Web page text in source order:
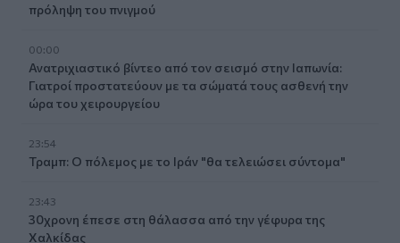
πρόληψη του πνιγμού
00:00
Ανατριχιαστικό βίντεο από τον σεισμό στην Ιαπωνία:
Γιατροί προστατεύουν με τα σώματά τους ασθενή την
ώρα του χειρουργείου
23:54
Τραμπ: Ο πόλεμος με το Ιράν "θα τελειώσει σύντομα"
23:43
30χρονη έπεσε στη θάλασσα από την γέφυρα της
Χαλκίδας